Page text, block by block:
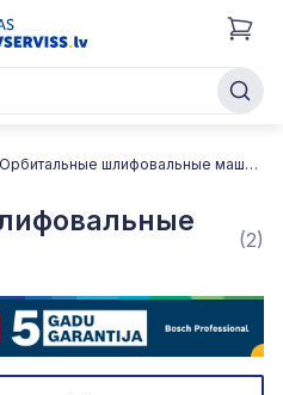
Орбитальные шлифовальные машины
(2)